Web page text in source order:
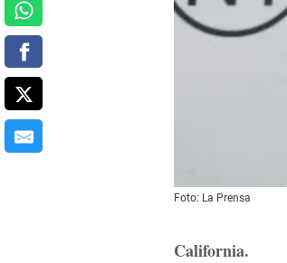
Foto: La Prensa
California.